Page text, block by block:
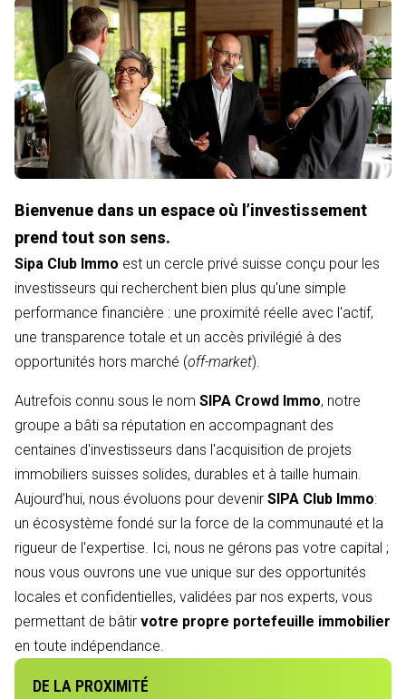
Bienvenue dans un espace où l’investissement
prend tout son sens.
Sipa Club Immo est un cercle privé suisse conçu pour les
investisseurs qui recherchent bien plus qu'une simple
performance financière : une proximité réelle avec l'actif,
une transparence totale et un accès privilégié à des
opportunités hors marché (off-market).
Autrefois connu sous le nom SIPA Crowd Immo, notre
groupe a bâti sa réputation en accompagnant des
centaines d'investisseurs dans l'acquisition de projets
immobiliers suisses solides, durables et à taille humain.
Aujourd’hui, nous évoluons pour devenir SIPA Club Immo:
un écosystème fondé sur la force de la communauté et la
rigueur de l'expertise. Ici, nous ne gérons pas votre capital ;
nous vous ouvrons une vue unique sur des opportunités
locales et confidentielles, validées par nos experts, vous
permettant de bâtir votre propre portefeuille immobilier
en toute indépendance.
DE LA PROXIMITÉ